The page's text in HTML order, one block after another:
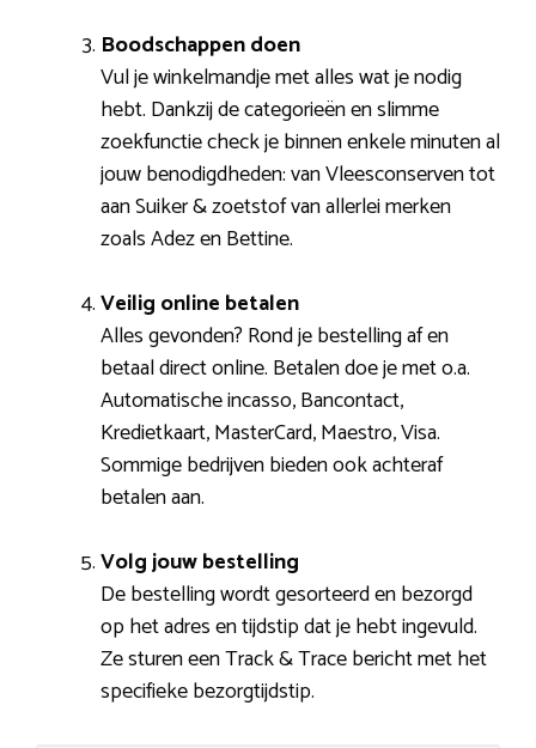
Boodschappen doen
Vul je winkelmandje met alles wat je nodig
hebt. Dankzij de categorieën en slimme
zoekfunctie check je binnen enkele minuten al
jouw benodigdheden: van Vleesconserven tot
aan Suiker & zoetstof van allerlei merken
zoals Adez en Bettine.
Veilig online betalen
Alles gevonden? Rond je bestelling af en
betaal direct online. Betalen doe je met o.a.
Automatische incasso, Bancontact,
Kredietkaart, MasterCard, Maestro, Visa.
Sommige bedrijven bieden ook achteraf
betalen aan.
Volg jouw bestelling
De bestelling wordt gesorteerd en bezorgd
op het adres en tijdstip dat je hebt ingevuld.
Ze sturen een Track & Trace bericht met het
specifieke bezorgtijdstip.